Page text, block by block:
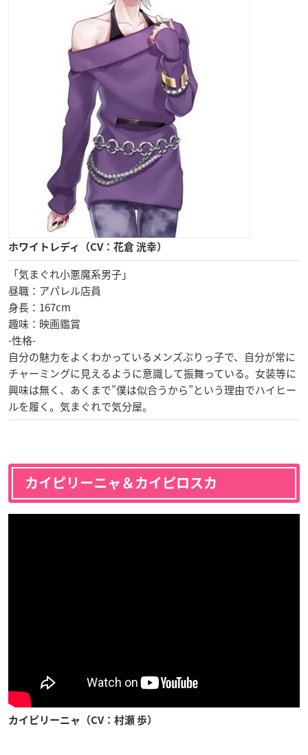
ホワイトレディ（CV：花倉 洸幸）
「気まぐれ小悪魔系男子」
昼職：アパレル店員
身長：167cm
趣味：映画鑑賞
-性格-
自分の魅力をよくわかっているメンズぶりっ子で、自分が常に
チャーミングに見えるように意識して振舞っている。女装等に
興味は無く、あくまで”僕は似合うから”という理由でハイヒー
ルを履く。気まぐれで気分屋。
カイピリーニャ＆カイピロスカ
カイピリーニャ（CV：村瀬 歩）